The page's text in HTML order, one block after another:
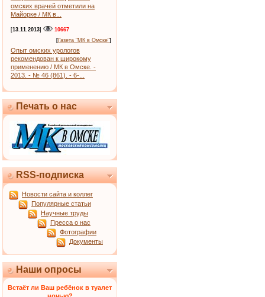
омских врачей отметили на
Майорке / МК в...
[13.11.2013]
10667
[Газета "МК в Омске"]
Опыт омских урологов
рекомендован к широкому
применению / МК в Омске. -
2013. - № 46 (861). - 6-...
Печать о нас
RSS-подписка
Новости сайта и коллег
Популярные статьи
Научные труды
Пресса о нас
Фотографии
Документы
Наши опросы
Встаёт ли Ваш ребёнок в туалет